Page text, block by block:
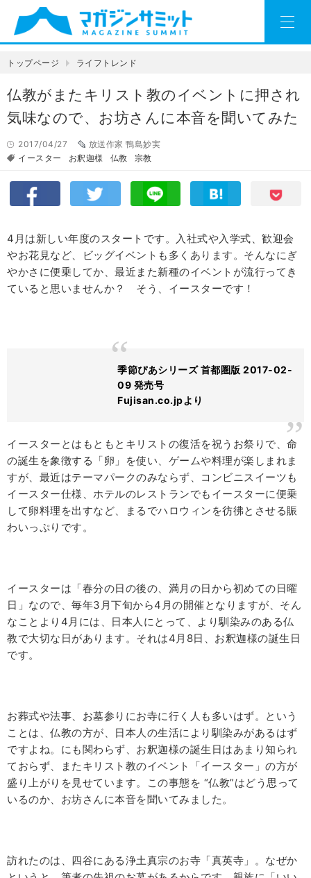
トップページ ライフトレンド
仏教がまたキリスト教のイベントに押され
気味なので、お坊さんに本音を聞いてみた
2017/04/27
放送作家 鴨島妙実
イースター
お釈迦様 仏教 宗教
4月は新しい年度のスタートです。入社式や入学式、歓迎会
やお花見など、ビッグイベントも多くあります。そんなにぎ
やかさに便乗してか、最近また新種のイベントが流行ってき
ていると思いませんか？ そう、イースターです！
季節ぴあシリーズ 首都圏版 2017-02-
09 発売号
Fujisan.co.jpより
イースターとはもともとキリストの復活を祝うお祭りで、命
の誕生を象徴する「卵」を使い、ゲームや料理が楽しまれま
すが、最近はテーマパークのみならず、コンビニスイーツも
イースター仕様、ホテルのレストランでもイースターに便乗
して卵料理を出すなど、まるでハロウィンを彷彿とさせる賑
わいっぷりです。
イースターは「春分の日の後の、満月の日から初めての日曜
日」なので、毎年3 月下旬から4 月の開催となりますが、そん
なことより 4月には、日本人にとって、より馴染みのある仏
教で大切な日があります。それは4月 8日、お釈迦様の誕生日
です。
お葬式や法事、お墓参りにお寺に行く人も多いはず。という
ことは、仏教の方が、日本人の生活により馴染みがあるはず
ですよね。にも関わらず、お釈迦様の誕生日はあまり知られ
ておらず、またキリスト教のイベント「イースター」の方が
盛り上がりを見せています。この事態を “仏教”はどう思って
いるのか、お坊さんに本音を聞いてみました。
訪れたのは、四谷にある浄土真宗のお寺「真英寺」。なぜか